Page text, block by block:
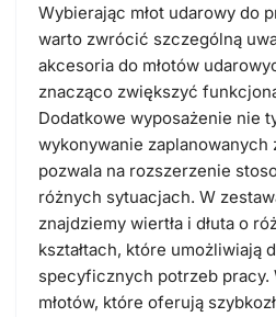
Wybierając młot udarowy do
warto zwrócić szczególną
akcesoria do młotów
znacząco zwiększyć
Dodatkowe wyposażenie nie
wykonywanie zaplanowanych
pozwala na rozszerzenie
różnych sytuacjach. W
znajdziemy wiertła i dłuta o
kształtach, które umożliwiają
specyficznych potrzeb pracy.
młotów, które oferują